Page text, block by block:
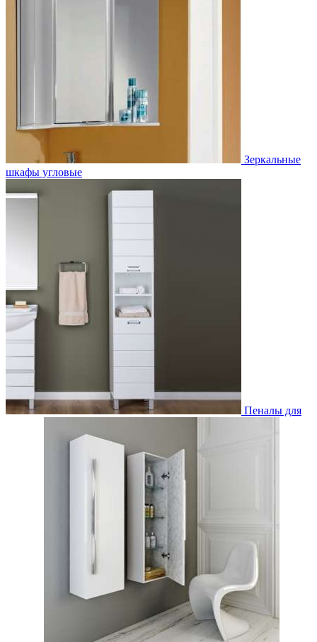
Зеркальные
шкафы угловые
Пеналы для